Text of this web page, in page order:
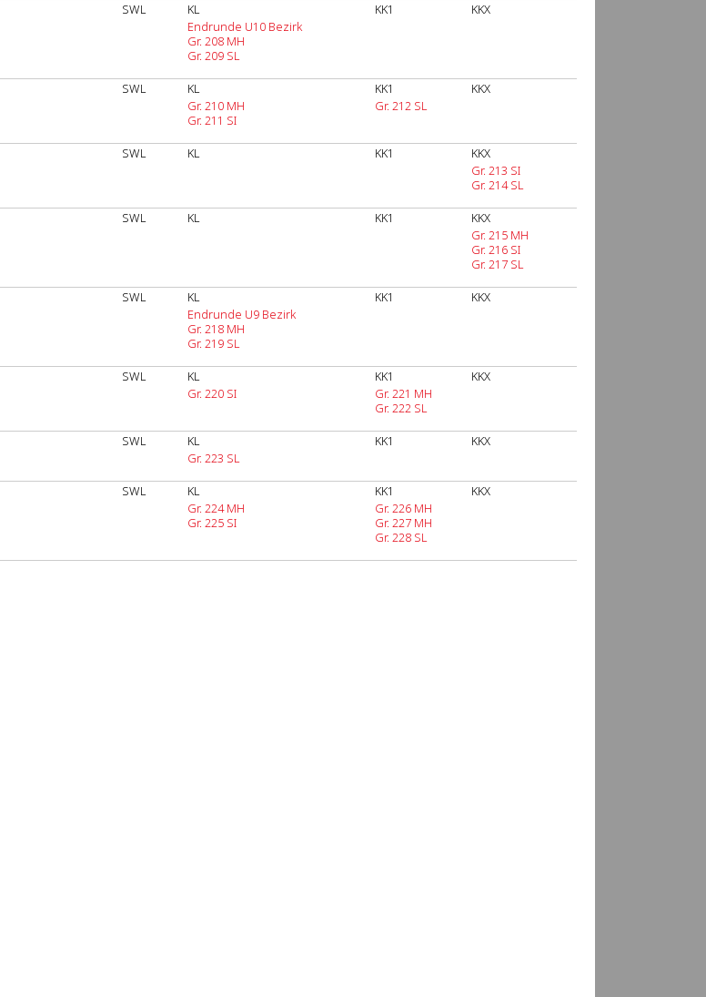
SWL
KL KK1
KKX
Endrunde U10 Bezirk
Gr. 208 MH
Gr. 209 SL
SWL
KL KK1
KKX
Gr. 210 MH
Gr. 211 SI
Gr. 212 SL
SWL KL KK1
KKX
Gr. 213 SI
Gr. 214 SL
SWL
KL KK1
KKX
Gr. 215 MH
Gr. 216 SI
Gr. 217 SL
SWL
KL KK1
KKX
Endrunde U9 Bezirk
Gr. 218 MH
Gr. 219 SL
SWL
KL KK1
KKX
Gr. 220 SI
Gr. 221 MH
Gr. 222 SL
SWL
KL KK1
KKX
Gr. 223 SL
SWL
KL KK1
KKX
Gr. 224 MH
Gr. 225 SI
Gr. 226 MH
Gr. 227 MH
Gr. 228 SL